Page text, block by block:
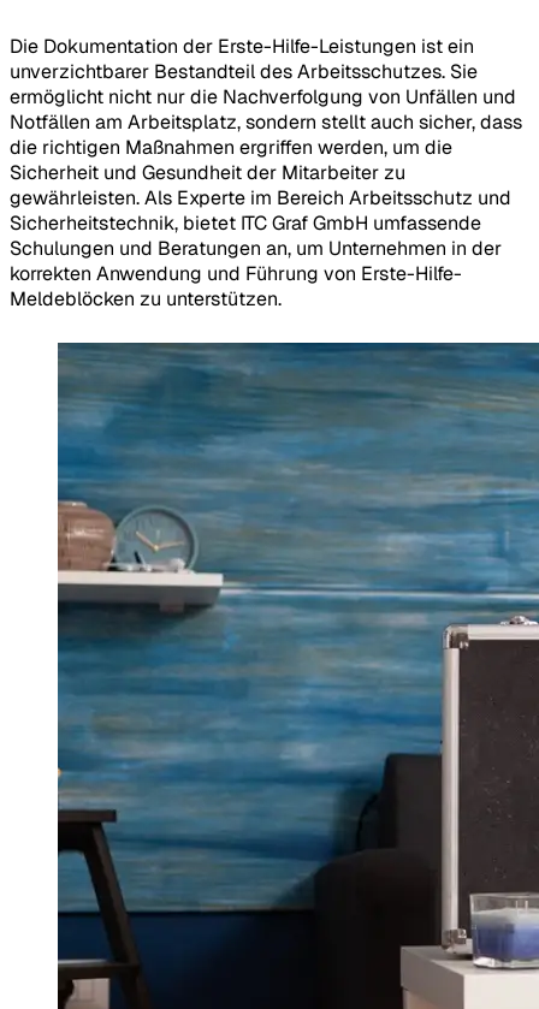
Die Dokumentation der Erste-Hilfe-Leistungen ist ein
unverzichtbarer Bestandteil des Arbeitsschutzes. Sie
ermöglicht nicht nur die Nachverfolgung von Unfällen und
Notfällen am Arbeitsplatz, sondern stellt auch sicher, dass
die richtigen Maßnahmen ergriffen werden, um die
Sicherheit und Gesundheit der Mitarbeiter zu
gewährleisten. Als Experte im Bereich Arbeitsschutz und
Sicherheitstechnik, bietet ITC Graf GmbH umfassende
Schulungen und Beratungen an, um Unternehmen in der
korrekten Anwendung und Führung von Erste-Hilfe-
Meldeblöcken zu unterstützen.